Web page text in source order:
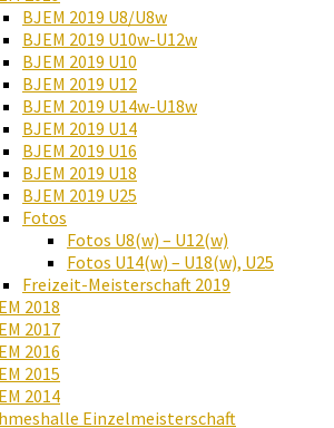
BJEM 2019 U8/U8w
BJEM 2019 U10w-U12w
BJEM 2019 U10
BJEM 2019 U12
BJEM 2019 U14w-U18w
BJEM 2019 U14
BJEM 2019 U16
BJEM 2019 U18
BJEM 2019 U25
Fotos
Fotos U8(w) – U12(w)
Fotos U14(w) – U18(w), U25
Freizeit-Meisterschaft 2019
2018
2017
2016
2015
2014
Einzelmeisterschaft